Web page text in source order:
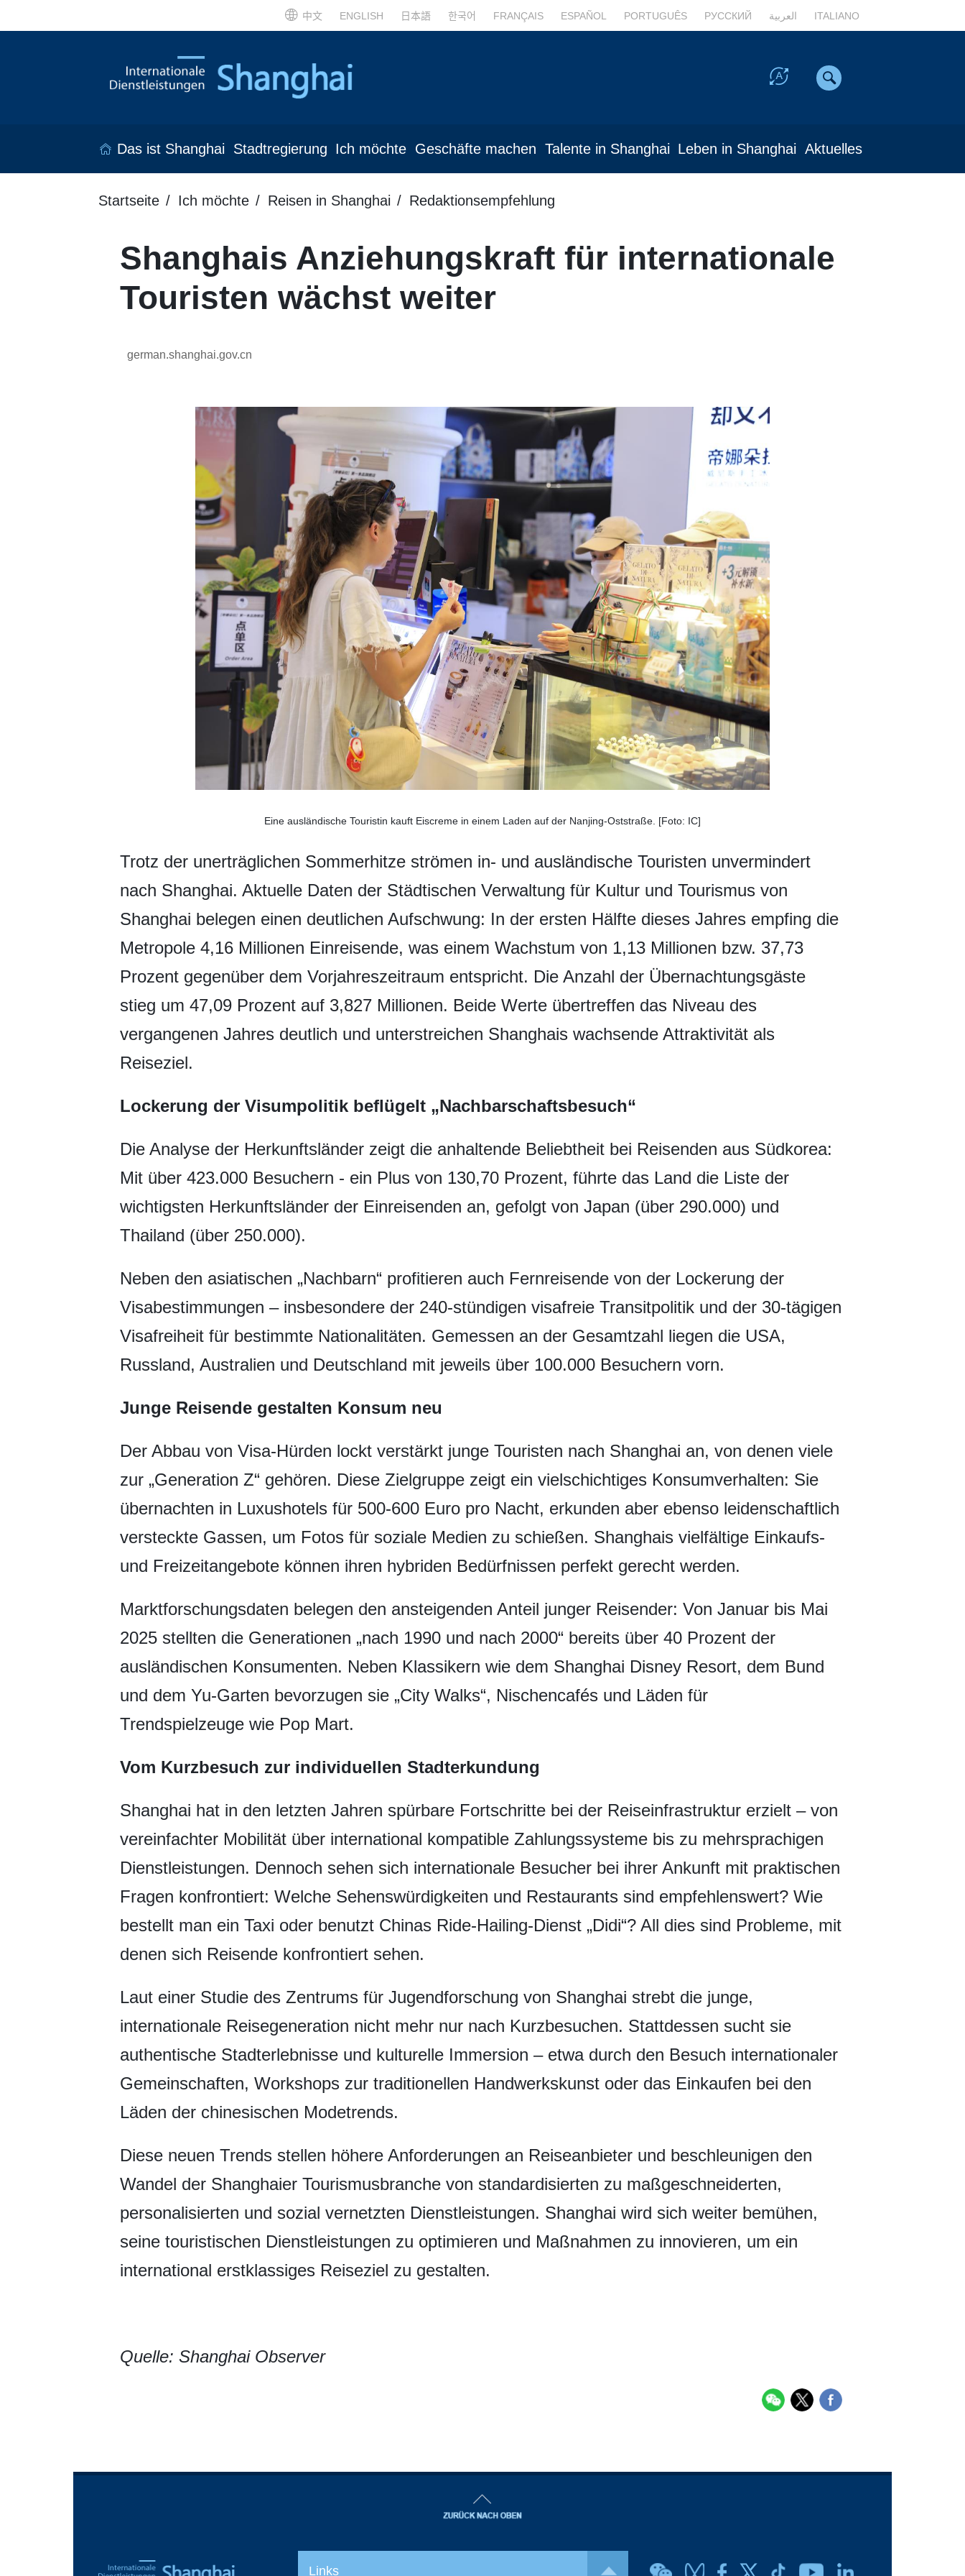
中文 ENGLISH 日本語 한국어 FRANÇAIS ESPAÑOL PORTUGUÊS РУССКИЙ العربية ITALIANO
Das ist Shanghai Stadtregierung Ich möchte Geschäfte machen Talente in Shanghai Leben in Shanghai Aktuelles
Startseite Ich möchte Reisen in Shanghai Redaktionsempfehlung
Shanghais Anziehungskraft für internationale
Touristen wächst weiter
german.shanghai.gov.cn
Eine ausländische Touristin kauft Eiscreme in einem Laden auf der Nanjing-Oststraße. [Foto: IC]
Trotz der unerträglichen Sommerhitze strömen in- und ausländische Touristen unvermindert
nach Shanghai. Aktuelle Daten der Städtischen Verwaltung für Kultur und Tourismus von
Shanghai belegen einen deutlichen Aufschwung: In der ersten Hälfte dieses Jahres empfing die
Metropole 4,16 Millionen Einreisende, was einem Wachstum von 1,13 Millionen bzw. 37,73
Prozent gegenüber dem Vorjahreszeitraum entspricht. Die Anzahl der Übernachtungsgäste
stieg um 47,09 Prozent auf 3,827 Millionen. Beide Werte übertreffen das Niveau des
vergangenen Jahres deutlich und unterstreichen Shanghais wachsende Attraktivität als
Reiseziel.
Lockerung der Visumpolitik beflügelt „Nachbarschaftsbesuch“
Die Analyse der Herkunftsländer zeigt die anhaltende Beliebtheit bei Reisenden aus Südkorea:
Mit über 423.000 Besuchern - ein Plus von 130,70 Prozent, führte das Land die Liste der
wichtigsten Herkunftsländer der Einreisenden an, gefolgt von Japan (über 290.000) und
Thailand (über 250.000).
Neben den asiatischen „Nachbarn“ profitieren auch Fernreisende von der Lockerung der
Visabestimmungen – insbesondere der 240-stündigen visafreie Transitpolitik und der 30-tägigen
Visafreiheit für bestimmte Nationalitäten. Gemessen an der Gesamtzahl liegen die USA,
Russland, Australien und Deutschland mit jeweils über 100.000 Besuchern vorn.
Junge Reisende gestalten Konsum neu
Der Abbau von Visa-Hürden lockt verstärkt junge Touristen nach Shanghai an, von denen viele
zur „Generation Z“ gehören. Diese Zielgruppe zeigt ein vielschichtiges Konsumverhalten: Sie
übernachten in Luxushotels für 500-600 Euro pro Nacht, erkunden aber ebenso leidenschaftlich
versteckte Gassen, um Fotos für soziale Medien zu schießen. Shanghais vielfältige Einkaufs-
und Freizeitangebote können ihren hybriden Bedürfnissen perfekt gerecht werden.
Marktforschungsdaten belegen den ansteigenden Anteil junger Reisender: Von Januar bis Mai
2025 stellten die Generationen „nach 1990 und nach 2000“ bereits über 40 Prozent der
ausländischen Konsumenten. Neben Klassikern wie dem Shanghai Disney Resort, dem Bund
und dem Yu-Garten bevorzugen sie „City Walks“, Nischencafés und Läden für
Trendspielzeuge wie Pop Mart.
Vom Kurzbesuch zur individuellen Stadterkundung
Shanghai hat in den letzten Jahren spürbare Fortschritte bei der Reiseinfrastruktur erzielt – von
vereinfachter Mobilität über international kompatible Zahlungssysteme bis zu mehrsprachigen
Dienstleistungen. Dennoch sehen sich internationale Besucher bei ihrer Ankunft mit praktischen
Fragen konfrontiert: Welche Sehenswürdigkeiten und Restaurants sind empfehlenswert? Wie
bestellt man ein Taxi oder benutzt Chinas Ride-Hailing-Dienst „Didi“? All dies sind Probleme, mit
denen sich Reisende konfrontiert sehen.
Laut einer Studie des Zentrums für Jugendforschung von Shanghai strebt die junge,
internationale Reisegeneration nicht mehr nur nach Kurzbesuchen. Stattdessen sucht sie
authentische Stadterlebnisse und kulturelle Immersion – etwa durch den Besuch internationaler
Gemeinschaften, Workshops zur traditionellen Handwerkskunst oder das Einkaufen bei den
Läden der chinesischen Modetrends.
Diese neuen Trends stellen höhere Anforderungen an Reiseanbieter und beschleunigen den
Wandel der Shanghaier Tourismusbranche von standardisierten zu maßgeschneiderten,
personalisierten und sozial vernetzten Dienstleistungen. Shanghai wird sich weiter bemühen,
seine touristischen Dienstleistungen zu optimieren und Maßnahmen zu innovieren, um ein
international erstklassiges Reiseziel zu gestalten.
Quelle: Shanghai Observer
Links